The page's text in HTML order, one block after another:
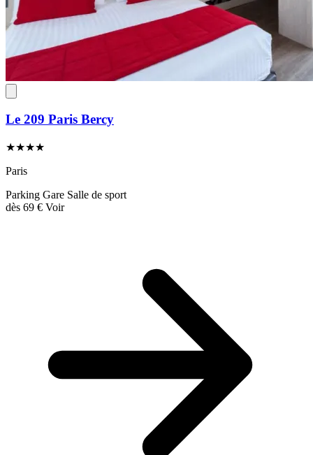
Le 209 Paris Bercy
★★★★
Paris
Parking Gare Salle de sport
dès 69 € Voir